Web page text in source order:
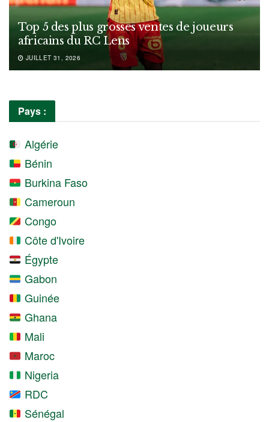
Top 5 des plus grosses ventes de joueurs
africains du RC Lens
JUILLET 31, 2026
Pays :
Algérie
Bénin
Burkina Faso
Cameroun
Congo
Côte d'Ivoire
Égypte
Gabon
Guinée
Ghana
Mali
Maroc
Nigeria
RDC
Sénégal